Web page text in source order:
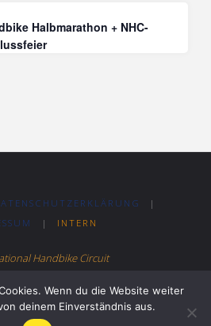
Halbmarathon + NHC-
|
| INTERN
Handbike Circuit
vonFluida&WordPress.
Wenn du die Website weiter
deinem Einverständnis aus.